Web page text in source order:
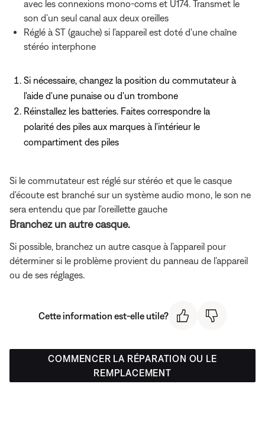
avec les connexions mono-coms et U174. Transmet le
son d’un seul canal aux deux oreilles
Réglé à ST (gauche) si l'appareil est doté d'une chaîne
stéréo interphone
Si nécessaire, changez la position du commutateur à
l'aide d'une punaise ou d'un trombone
Réinstallez les batteries. Faites correspondre la
polarité des piles aux marques à l'intérieur le
compartiment des piles
Si le commutateur est réglé sur stéréo et que le casque
d'écoute est branché sur un système audio mono, le son ne
sera entendu que par l'oreillette gauche
Branchez un autre casque.
Si possible, branchez un autre casque à l’appareil pour
déterminer si le problème provient du panneau de l’appareil
ou de ses réglages.
Cette information est-elle utile?
COMMENCER LA RÉPARATION OU LE
REMPLACEMENT